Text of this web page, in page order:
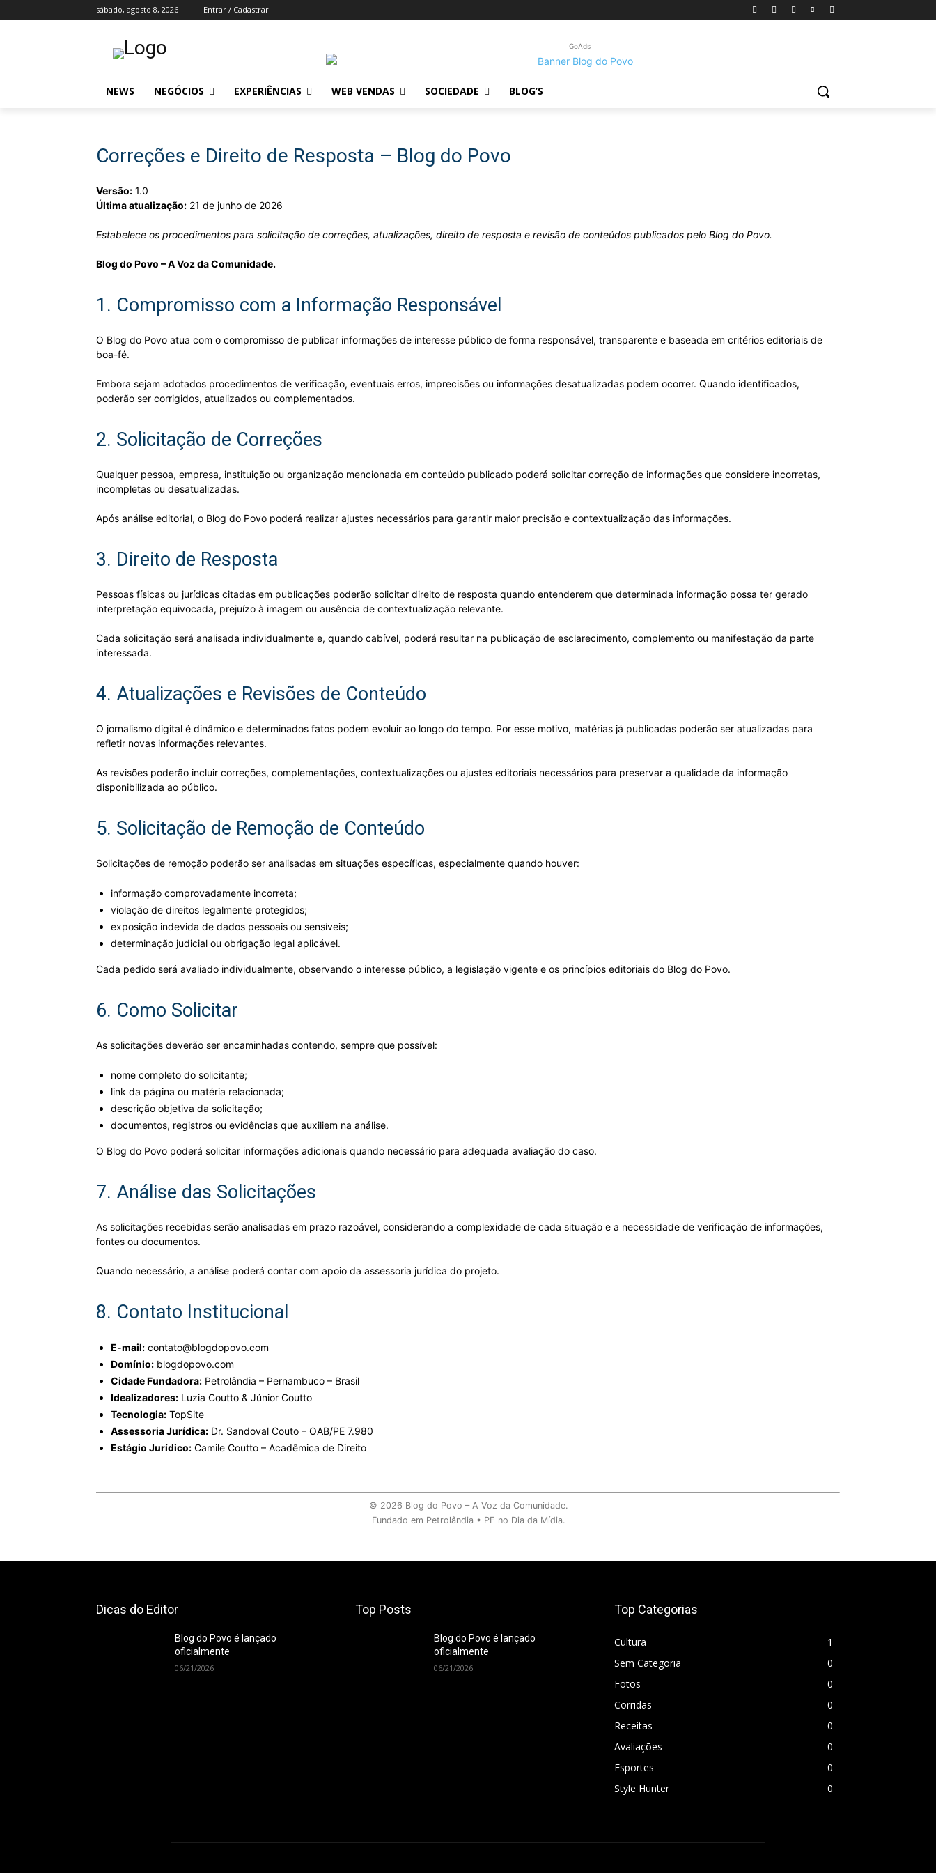
sábado, agosto 8, 2026 Entrar / Cadastrar
GoAds
NEWS NEGÓCIOS EXPERIÊNCIAS WEB VENDAS SOCIEDADE BLOG’S
Correções e Direito de Resposta – Blog do Povo
Versão: 1.0
Última atualização: 21 de junho de 2026
Estabelece os procedimentos para solicitação de correções, atualizações, direito de resposta e revisão de conteúdos publicados pelo Blog do Povo.
Blog do Povo – A Voz da Comunidade.
1. Compromisso com a Informação Responsável
O Blog do Povo atua com o compromisso de publicar informações de interesse público de forma responsável, transparente e baseada em critérios editoriais de
boa-fé.
Embora sejam adotados procedimentos de verificação, eventuais erros, imprecisões ou informações desatualizadas podem ocorrer. Quando identificados,
poderão ser corrigidos, atualizados ou complementados.
2. Solicitação de Correções
Qualquer pessoa, empresa, instituição ou organização mencionada em conteúdo publicado poderá solicitar correção de informações que considere incorretas,
incompletas ou desatualizadas.
Após análise editorial, o Blog do Povo poderá realizar ajustes necessários para garantir maior precisão e contextualização das informações.
3. Direito de Resposta
Pessoas físicas ou jurídicas citadas em publicações poderão solicitar direito de resposta quando entenderem que determinada informação possa ter gerado
interpretação equivocada, prejuízo à imagem ou ausência de contextualização relevante.
Cada solicitação será analisada individualmente e, quando cabível, poderá resultar na publicação de esclarecimento, complemento ou manifestação da parte
interessada.
4. Atualizações e Revisões de Conteúdo
O jornalismo digital é dinâmico e determinados fatos podem evoluir ao longo do tempo. Por esse motivo, matérias já publicadas poderão ser atualizadas para
refletir novas informações relevantes.
As revisões poderão incluir correções, complementações, contextualizações ou ajustes editoriais necessários para preservar a qualidade da informação
disponibilizada ao público.
5. Solicitação de Remoção de Conteúdo
Solicitações de remoção poderão ser analisadas em situações específicas, especialmente quando houver:
informação comprovadamente incorreta;
violação de direitos legalmente protegidos;
exposição indevida de dados pessoais ou sensíveis;
determinação judicial ou obrigação legal aplicável.
Cada pedido será avaliado individualmente, observando o interesse público, a legislação vigente e os princípios editoriais do Blog do Povo.
6. Como Solicitar
As solicitações deverão ser encaminhadas contendo, sempre que possível:
nome completo do solicitante;
link da página ou matéria relacionada;
descrição objetiva da solicitação;
documentos, registros ou evidências que auxiliem na análise.
O Blog do Povo poderá solicitar informações adicionais quando necessário para adequada avaliação do caso.
7. Análise das Solicitações
As solicitações recebidas serão analisadas em prazo razoável, considerando a complexidade de cada situação e a necessidade de verificação de informações,
fontes ou documentos.
Quando necessário, a análise poderá contar com apoio da assessoria jurídica do projeto.
8. Contato Institucional
E-mail: contato@blogdopovo.com
Domínio: blogdopovo.com
Cidade Fundadora: Petrolândia – Pernambuco – Brasil
Idealizadores: Luzia Coutto & Júnior Coutto
Tecnologia: TopSite
Assessoria Jurídica: Dr. Sandoval Couto – OAB/PE 7.980
Estágio Jurídico: Camile Coutto – Acadêmica de Direito
© 2026 Blog do Povo – A Voz da Comunidade.
Fundado em Petrolândia • PE no Dia da Mídia.
Dicas do Editor
Blog do Povo é lançado
oficialmente
06/21/2026
Top Posts
Blog do Povo é lançado
oficialmente
06/21/2026
Top Categorias
Cultura
1
Sem Categoria
0
Fotos
0
Corridas
0
Receitas
0
Avaliações
0
Esportes
0
Style Hunter
0